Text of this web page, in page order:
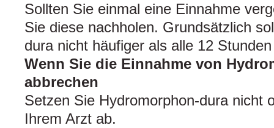
Sollten Sie einmal eine Einnahme
Sie diese nachholen. Grundsätzlich
dura nicht häufiger als alle 12
Wenn Sie die Einnahme von
abbrechen
Setzen Sie Hydromorphon-dura nicht
Ihrem Arzt ab.